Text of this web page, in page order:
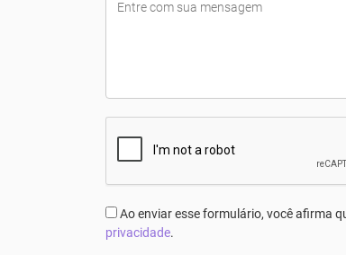
Ao enviar esse formulário, você afirma
privacidade.